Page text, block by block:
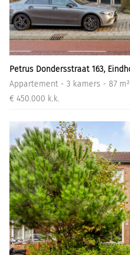
Petrus Dondersstraat 163,
Appartement - 3 kamers - 87 m²
€ 450.000 k.k.